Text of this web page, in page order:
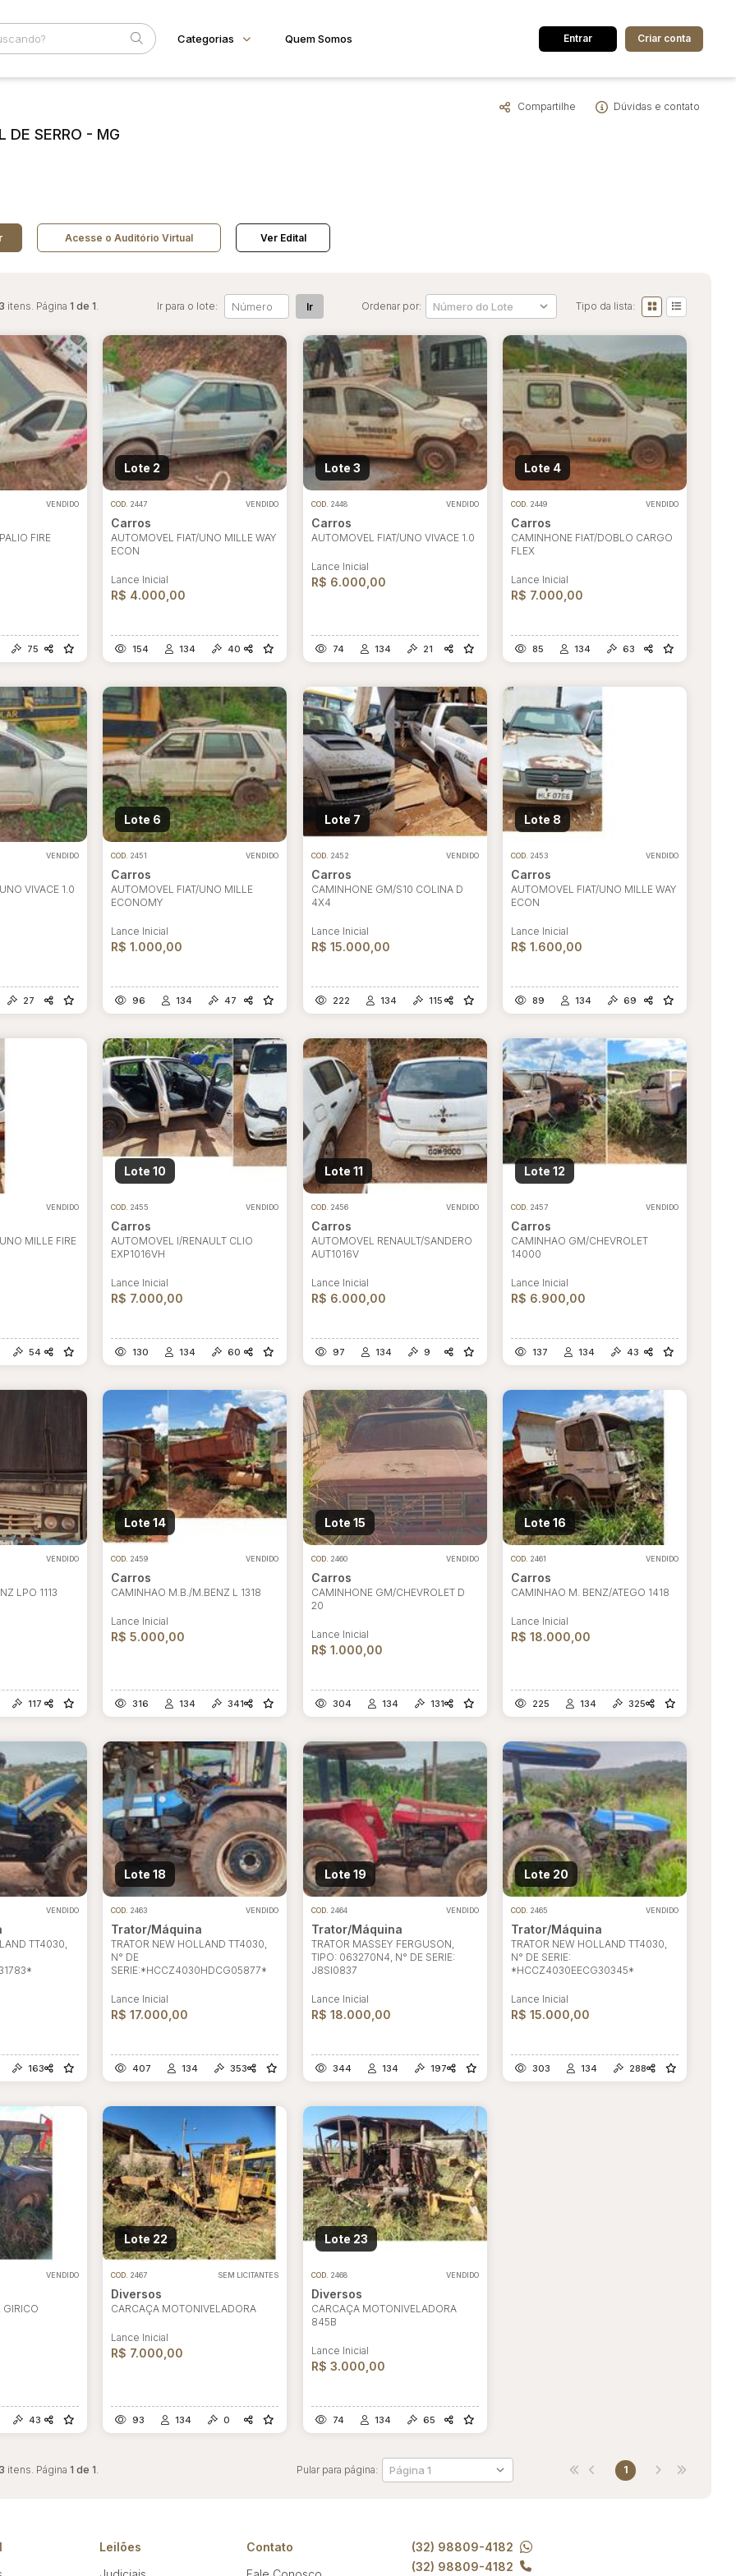
Cidade
Categorias
Imóveis
Reboque
Quem Somos Entrar Criar conta
Compartilhe Dúvidas e contato
DE SERRO - MG
Acesse o Auditório Virtual Ver Edital
lances ou propostas
itens. Página 1 de 1. Ir para o lote: Ir Ordenar por: Tipo da lista:
VENDIDO
FIRE
75
Lote 2
COD. 2447 VENDIDO
Carros
AUTOMOVEL FIAT/UNO MILLE WAY
ECON
Lance Inicial
R$ 4.000,00
154 134 40
Lote 3
COD. 2448 VENDIDO
Carros
AUTOMOVEL FIAT/UNO VIVACE 1.0
Lance Inicial
R$ 6.000,00
74 134 21
Lote 4
COD. 2449 VENDIDO
Carros
CAMINHONE FIAT/DOBLO CARGO
FLEX
Lance Inicial
R$ 7.000,00
85 134 63
VENDIDO
VIVACE 1.0
27
Lote 6
COD. 2451 VENDIDO
Carros
AUTOMOVEL FIAT/UNO MILLE
ECONOMY
Lance Inicial
R$ 1.000,00
96 134 47
Lote 7
COD. 2452 VENDIDO
Carros
CAMINHONE GM/S10 COLINA D
4X4
Lance Inicial
R$ 15.000,00
222 134 115
Lote 8
COD. 2453 VENDIDO
Carros
AUTOMOVEL FIAT/UNO MILLE WAY
ECON
Lance Inicial
R$ 1.600,00
89 134 69
VENDIDO
MILLE FIRE
54
Lote 10
COD. 2455 VENDIDO
Carros
AUTOMOVEL I/RENAULT CLIO
EXP1016VH
Lance Inicial
R$ 7.000,00
130 134 60
Lote 11
COD. 2456 VENDIDO
Carros
AUTOMOVEL RENAULT/SANDERO
AUT1016V
Lance Inicial
R$ 6.000,00
97 134 9
Lote 12
COD. 2457 VENDIDO
Carros
CAMINHAO GM/CHEVROLET
14000
Lance Inicial
R$ 6.900,00
137 134 43
VENDIDO
LPO 1113
117
Lote 14
COD. 2459 VENDIDO
Carros
CAMINHAO M.B./M.BENZ L 1318
Lance Inicial
R$ 5.000,00
316 134 341
Lote 15
COD. 2460 VENDIDO
Carros
CAMINHONE GM/CHEVROLET D
20
Lance Inicial
R$ 1.000,00
304 134 131
Lote 16
COD. 2461 VENDIDO
Carros
CAMINHAO M. BENZ/ATEGO 1418
Lance Inicial
R$ 18.000,00
225 134 325
VENDIDO
TT4030,
163
Lote 18
COD. 2463 VENDIDO
Trator/Máquina
TRATOR NEW HOLLAND TT4030,
N° DE
SERIE:*HCCZ4030HDCG05877*
Lance Inicial
R$ 17.000,00
407 134 353
Lote 19
COD. 2464 VENDIDO
Trator/Máquina
TRATOR MASSEY FERGUSON,
TIPO: 063270N4, N° DE SERIE:
J8SI0837
Lance Inicial
R$ 18.000,00
344 134 197
Lote 20
COD. 2465 VENDIDO
Trator/Máquina
TRATOR NEW HOLLAND TT4030,
N° DE SERIE:
*HCCZ4030EECG30345*
Lance Inicial
R$ 15.000,00
303 134 288
VENDIDO
GIRICO
43
Lote 22
COD. 2467 SEM LICITANTES
Diversos
CARCAÇA MOTONIVELADORA
Lance Inicial
R$ 7.000,00
93 134 0
Lote 23
COD. 2468 VENDIDO
Diversos
CARCAÇA MOTONIVELADORA
845B
Lance Inicial
R$ 3.000,00
74 134 65
itens. Página 1 de 1. Pular para página: 1
Leilões
Contato
(32) 98809-4182
(32) 98809-4182